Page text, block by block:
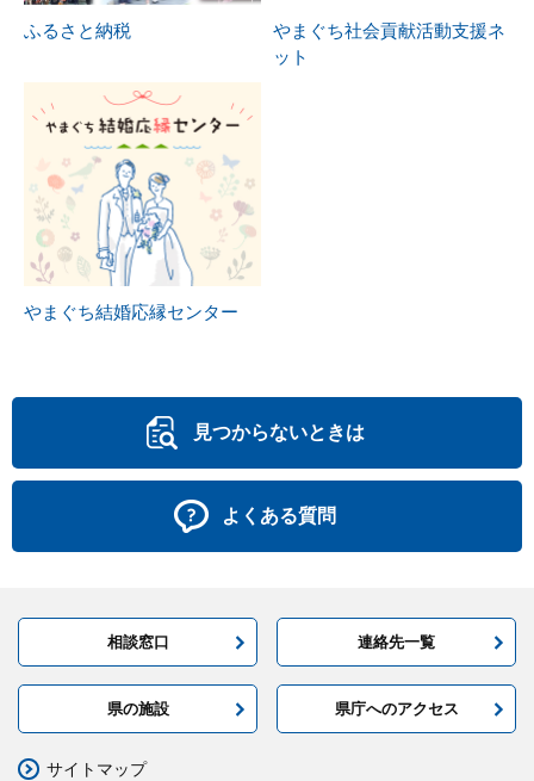
ふるさと納税
やまぐち社会貢献活動支援ネ
ット
やまぐち結婚応縁センター
見つからないときは
よくある質問
相談窓口 連絡先一覧
県の施設 県庁へのアクセス
サイトマップ